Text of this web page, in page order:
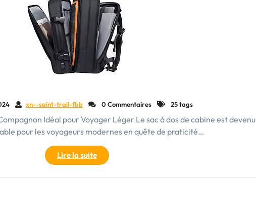
xn--saint-trail-fbb 0 Commentaires 25 tags
Idéal pour Voyager Léger Le sac à dos de cabine est devenu
pour les voyageurs modernes en quête de praticité…
Lire la suite"Le
Sac
à